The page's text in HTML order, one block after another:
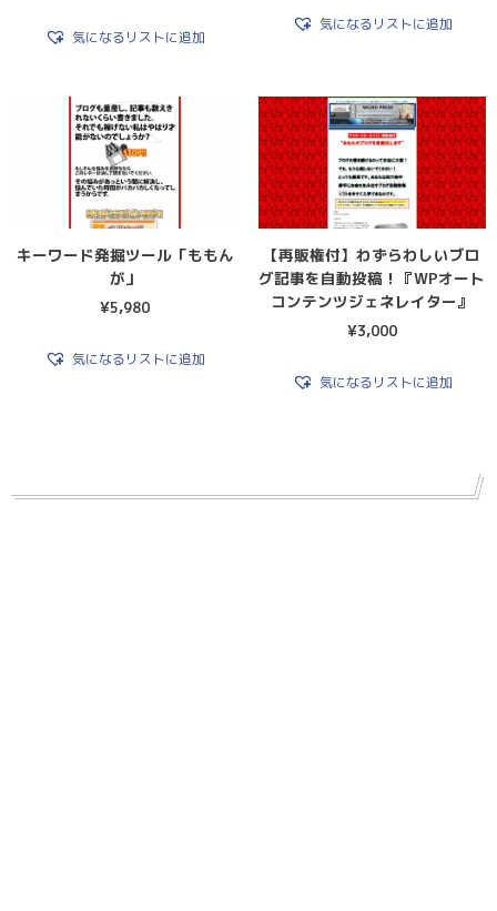
気になるリストに追加
気になるリストに追加
キーワード発掘ツール「ももん
が」
¥5,980
気になるリストに追加
【再販権付】わずらわしいブロ
グ記事を自動投稿！『WPオート
コンテンツジェネレイター』
¥3,000
気になるリストに追加